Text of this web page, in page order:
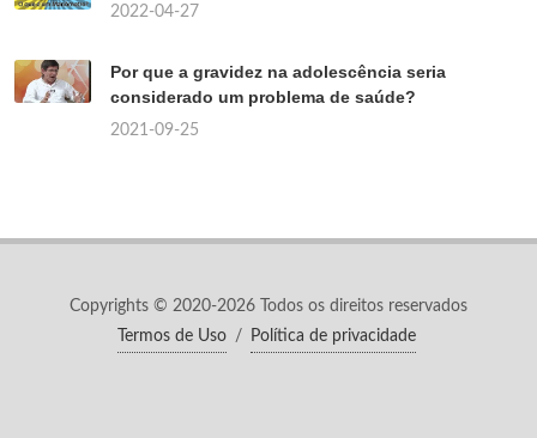
2022-04-27
Por que a gravidez na adolescência seria
considerado um problema de saúde?
2021-09-25
Copyrights © 2020-2026 Todos os direitos reservados
Termos de Uso / Política de privacidade